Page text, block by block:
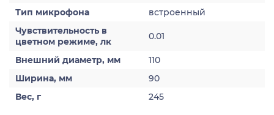
Тип микрофона
встроенный
Чувствительность в
цветном режиме, лк
0.01
Внешний диаметр, мм
110
Ширина, мм
90
Вес, г
245